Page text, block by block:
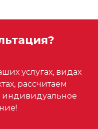
услугах, видах
рассчитаем
индивидуальное